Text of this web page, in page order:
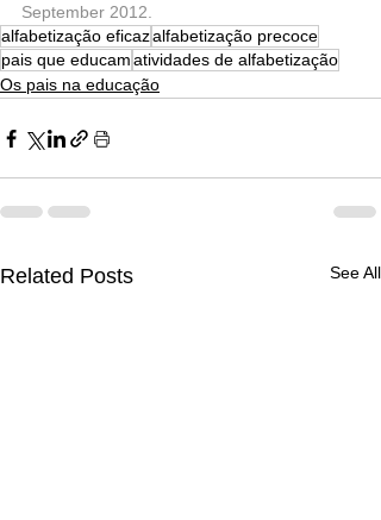
September 2012.
alfabetização eficazalfabetização precoce
pais que educamatividades de alfabetização
Os pais na educação
Related Posts See All